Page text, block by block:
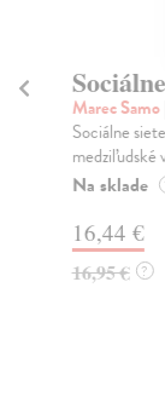
Marec Samo
Sociálne
medziľudské
Na sklade
16,44 €
16,95 € ?